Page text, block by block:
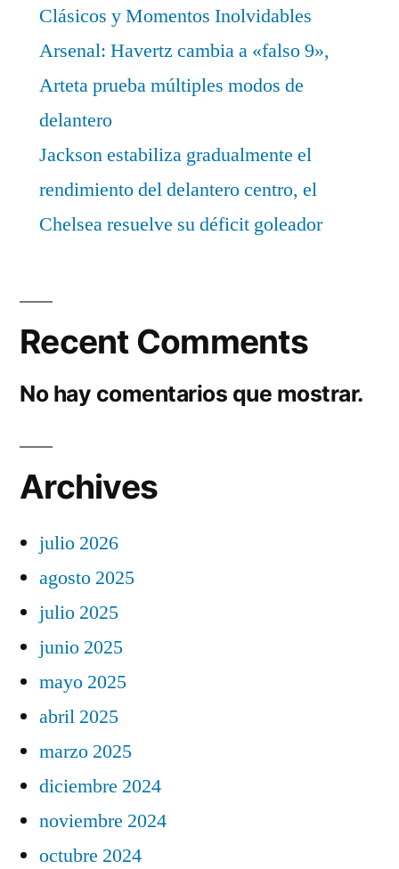
Clásicos y Momentos Inolvidables
Arsenal: Havertz cambia a «falso 9»,
Arteta prueba múltiples modos de
delantero
Jackson estabiliza gradualmente el
rendimiento del delantero centro, el
Chelsea resuelve su déficit goleador
Recent Comments
No hay comentarios que mostrar.
Archives
julio 2026
agosto 2025
julio 2025
junio 2025
mayo 2025
abril 2025
marzo 2025
diciembre 2024
noviembre 2024
octubre 2024